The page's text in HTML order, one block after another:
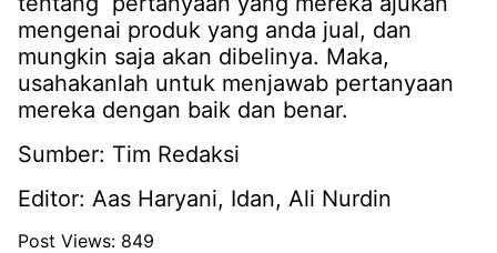
mengenai produk yang anda jual, dan
mungkin saja akan dibelinya. Maka,
usahakanlah untuk menjawab pertanyaan
mereka dengan baik dan benar.
Sumber: Tim Redaksi
Editor: Aas Haryani, Idan, Ali Nurdin
Post Views: 849